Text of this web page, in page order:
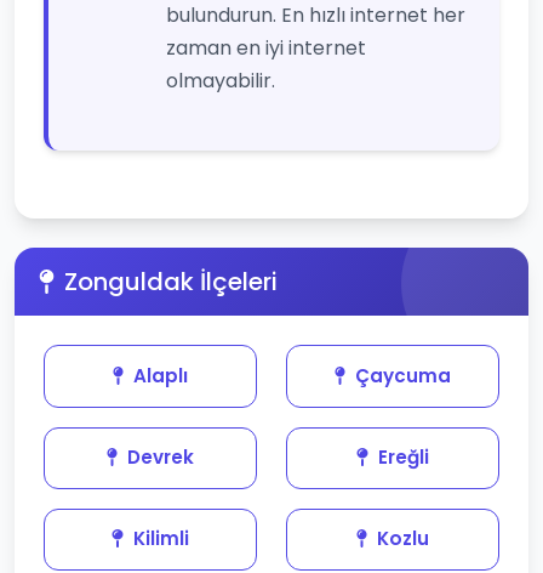
bulundurun. En hızlı internet her
zaman en iyi internet
olmayabilir.
Zonguldak İlçeleri
Alaplı Çaycuma
Devrek Ereğli
Kilimli Kozlu